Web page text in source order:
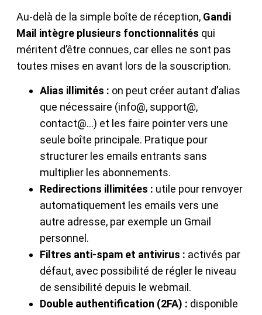
Au-delà de la simple boîte de réception, Gandi
Mail intègre plusieurs fonctionnalités qui
méritent d’être connues, car elles ne sont pas
toutes mises en avant lors de la souscription.
Alias illimités : on peut créer autant d’alias
que nécessaire (info@, support@,
contact@…) et les faire pointer vers une
seule boîte principale. Pratique pour
structurer les emails entrants sans
multiplier les abonnements.
Redirections illimitées : utile pour renvoyer
automatiquement les emails vers une
autre adresse, par exemple un Gmail
personnel.
Filtres anti-spam et antivirus : activés par
défaut, avec possibilité de régler le niveau
de sensibilité depuis le webmail.
Double authentification (2FA) : disponible